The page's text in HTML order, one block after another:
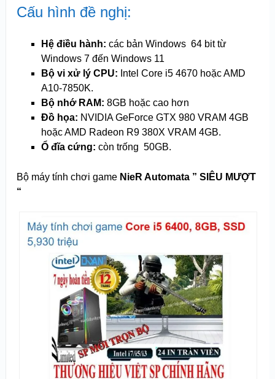
Cấu hình đề nghị:
Hệ điều hành: các bản Windows 64 bit từ
Windows 7 đến Windows 11
Bộ vi xử lý CPU: Intel Core i5 4670 hoặc AMD
A10-7850K.
Bộ nhớ RAM: 8GB hoặc cao hơn
Đồ họa: NVIDIA GeForce GTX 980 VRAM 4GB
hoặc AMD Radeon R9 380X VRAM 4GB.
Ổ đĩa cứng: còn trống 50GB.
Bộ máy tính chơi game NieR Automata ” SIÊU MƯỢT
“